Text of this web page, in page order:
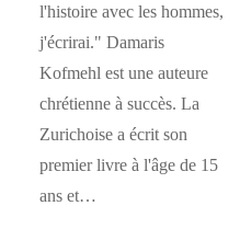
l'histoire avec les hommes,
j'écrirai." Damaris
Kofmehl est une auteure
chrétienne à succès. La
Zurichoise a écrit son
premier livre à l'âge de 15
ans et…